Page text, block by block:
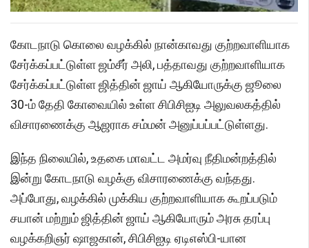
கோடநாடு கொலை வழக்கில் நான்காவது குற்றவாளியாக
சேர்க்கப்பட்டுள்ள ஜம்சீர் அலி, பத்தாவது குற்றவாளியாக
சேர்க்கப்பட்டுள்ள ஜித்தின் ஜாய் ஆகியோருக்கு ஜூலை
30-ம் தேதி கோவையில் உள்ள சிபிசிஐடி அலுவலகத்தில்
விசாரணைக்கு ஆஜராக சம்மன் அனுப்பப்பட்டுள்ளது.
இந்த நிலையில், உதகை மாவட்ட அமர்வு நீதிமன்றத்தில்
இன்று கோடநாடு வழக்கு விசாரணைக்கு வந்தது.
அப்போது, வழக்கில் முக்கிய குற்றவாளியாக கூறப்படும்
சயான் மற்றும் ஜித்தின் ஜாய் ஆகியோரும் அரசு தரப்பு
வழக்கறிஞர் ஷாஜகான், சிபிசிஐடி ஏடிஎஸ்பி-யான